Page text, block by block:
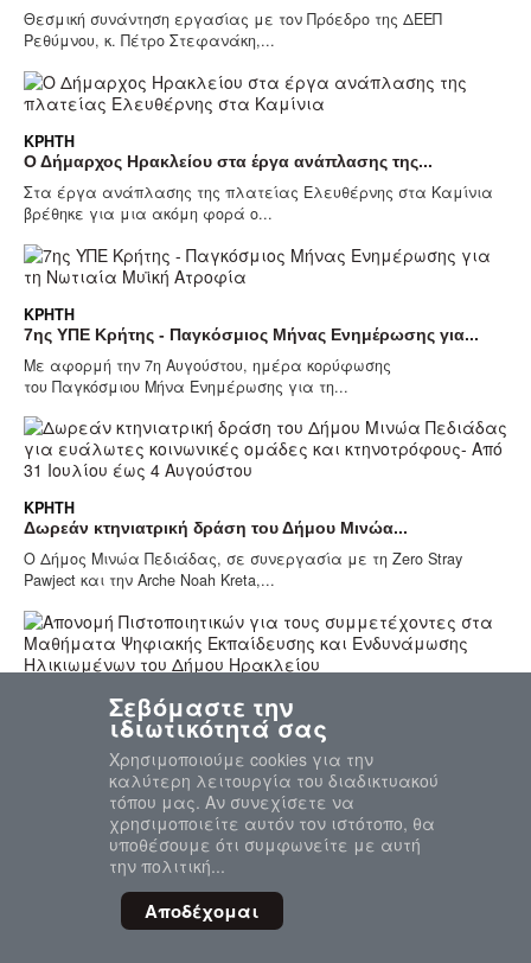
Θεσμική συνάντηση εργασίας με τον Πρόεδρο της ΔΕΕΠ
Ρεθύμνου, κ. Πέτρο Στεφανάκη,...
ΚΡΉΤΗ
Ο Δήμαρχος Ηρακλείου στα έργα ανάπλασης της...
Στα έργα ανάπλασης της πλατείας Ελευθέρνης στα Καμίνια
βρέθηκε για μια ακόμη φορά ο...
ΚΡΉΤΗ
7ης ΥΠΕ Κρήτης - Παγκόσμιος Μήνας Ενημέρωσης για...
Με αφορμή την 7η Αυγούστου, ημέρα κορύφωσης
του Παγκόσμιου Μήνα Ενημέρωσης για τη...
ΚΡΉΤΗ
Δωρεάν κτηνιατρική δράση του Δήμου Μινώα...
Ο Δήμος Μινώα Πεδιάδας, σε συνεργασία με τη Zero Stray
Pawject και την Arche Noah Kreta,...
Απονομή Πιστοποιητικών για τους συμμετέχοντες...
Με μεγάλη επιτυχία πραγματοποιήθηκε στο ΚΕΚΟΙΦ-ΑΠΗ
Κατσαμπά η εκδήλωση απονομής των...
Ελεύθερος με όρους ο ιατροδικαστής Χανίων –...
Ελεύθερος με περιοριστικούς όρους αφέθηκε ο ιατροδικαστής
Σεβόμαστε την
ιδιωτικότητά σας
Χρησιμοποιούμε cookies για την
καλύτερη λειτουργία του διαδικτυακού
τόπου μας. Αν συνεχίσετε να
χρησιμοποιείτε αυτόν τον ιστότοπο, θα
υποθέσουμε ότι συμφωνείτε με αυτή
την πολιτική...
Αποδέχομαι